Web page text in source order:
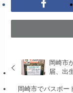
岡崎市
届、出
岡崎市でパスポー